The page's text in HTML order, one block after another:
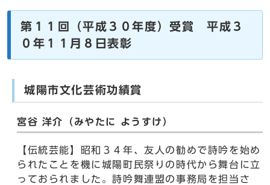
第１１回（平成３０年度）受賞 平成３
０年１１月８日表彰
城陽市文化芸術功績賞
宮谷 洋介（みやたに ようすけ）
【伝統芸能】昭和３４年、友人の勧めで詩吟を始め
られたことを機に城陽町民祭りの時代から舞台に立
っておられました。詩吟舞連盟の事務局を担当さ